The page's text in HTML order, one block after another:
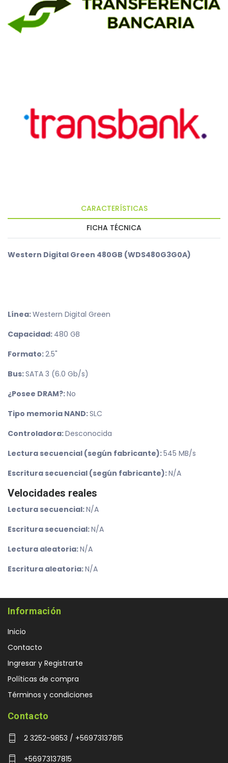
CARACTERÍSTICAS
FICHA TÉCNICA
Western Digital Green 480GB (WDS480G3G0A)
Línea:Western Digital Green
Capacidad: 480 GB
Formato:2.5"
Bus:SATA 3 (6.0 Gb/s)
¿Posee DRAM?:No
Tipo memoria NAND:SLC
Controladora:Desconocida
Lectura secuencial (según fabricante):545 MB/s
Escritura secuencial (según fabricante):N/A
Velocidades reales
Lectura secuencial:N/A
Escritura secuencial:N/A
Lectura aleatoria:N/A
Escritura aleatoria:N/A
Información
Inicio
Contacto
Ingresar y Registrarte
Políticas de compra
Términos y condiciones
Contacto
2 3252-9853 / +56973137815
+56973137815